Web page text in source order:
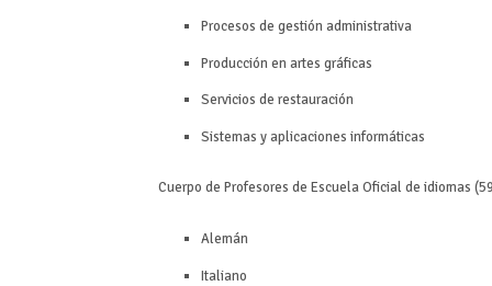
Procesos de gestión administrativa
Producción en artes gráficas
Servicios de restauración
Sistemas y aplicaciones informáticas
Cuerpo de Profesores de Escuela Oficial de idiomas
Alemán
Italiano